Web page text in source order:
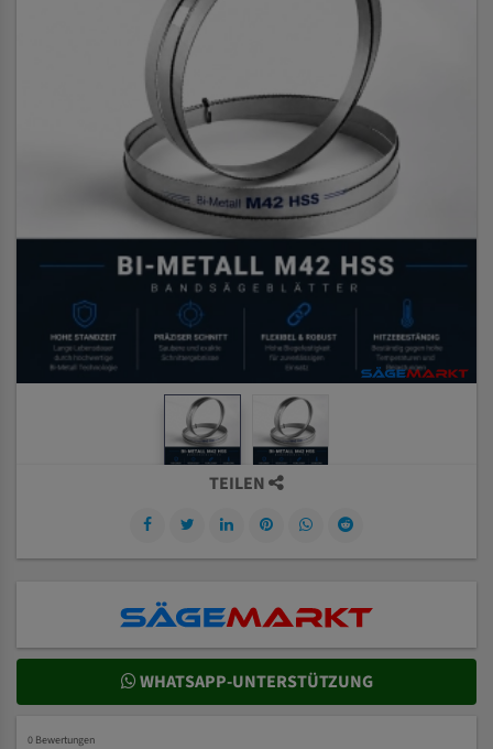
TEILEN
WHATSAPP-UNTERSTÜTZUNG
0 Bewertungen